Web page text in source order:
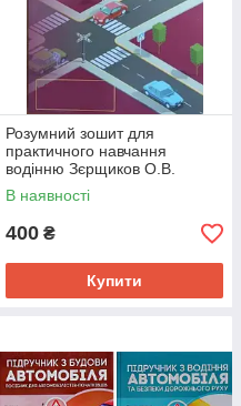
Розумний зошит для
практичного навчання
водінню Зєрщиков О.В.
В наявності
400 ₴
Купити